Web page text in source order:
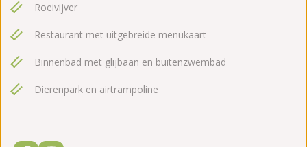
Roeivijver
Restaurant met uitgebreide menukaart
Binnenbad met glijbaan en buitenzwembad
Dierenpark en airtrampoline